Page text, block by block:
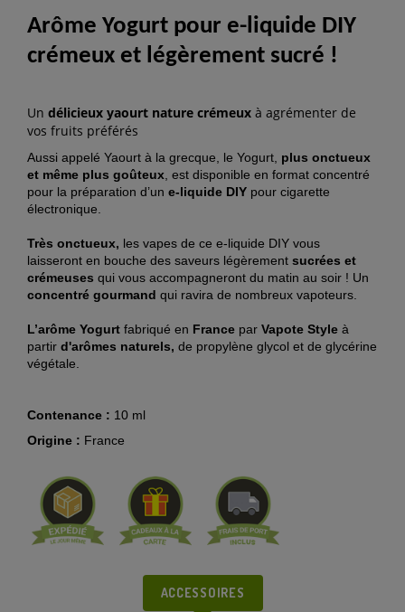
Arôme Yogurt pour e-liquide DIY
crémeux et légèrement sucré !
Un délicieux yaourt nature crémeux à agrémenter de
vos fruits préférés
Aussi appelé Yaourt à la grecque, le Yogurt, plus onctueux
et même plus goûteux, est disponible en format concentré
pour la préparation d’un e-liquide DIY pour cigarette
électronique.
Très onctueux, les vapes de ce e-liquide DIY vous
laisseront en bouche des saveurs légèrement sucrées et
crémeuses qui vous accompagneront du matin au soir ! Un
concentré gourmand qui ravira de nombreux vapoteurs.
L’arôme Yogurt fabriqué en France par Vapote Style à
partir d'arômes naturels, de propylène glycol et de glycérine
végétale.
Contenance : 10 ml
Origine : France
ACCESSOIRES